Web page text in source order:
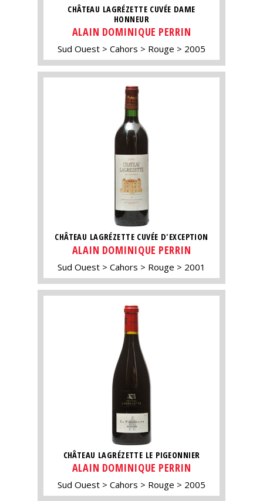
CHÂTEAU LAGRÉZETTE CUVÉE DAME
HONNEUR
ALAIN DOMINIQUE PERRIN
Sud Ouest Cahors Rouge 2005
CHÂTEAU LAGRÉZETTE CUVÉE D'EXCEPTION
ALAIN DOMINIQUE PERRIN
Sud Ouest Cahors Rouge 2001
CHÂTEAU LAGRÉZETTE LE PIGEONNIER
ALAIN DOMINIQUE PERRIN
Sud Ouest Cahors Rouge 2005